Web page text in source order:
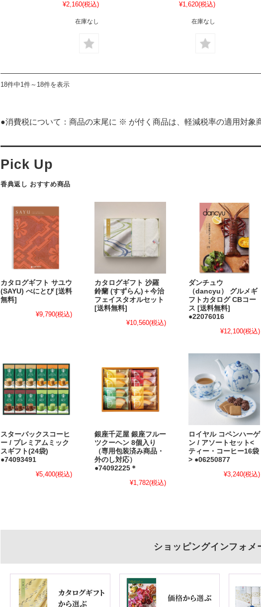
¥2,160(税込)
在庫なし
¥1,620(税込)
在庫なし
18件中1件～18件を表示
●消費税について：商品の末尾に ※ が付く商品は、軽減税率の適用対象
香典返し おすすめ商品
カタログギフト サユウ
(SAYU) べにとび [送料
無料]
¥9,790(税込)
カタログギフト 沙羅
鈴蘭 (すずらん)＋今治
フェイスタオルセット
[送料無料]
¥10,560(税込)
ダンチュウ
（dancyu） グルメギ
フトカタログ CBコー
ス [送料無料]
●22076016
¥12,100(税込)
スターバックスコーヒ
ー / プレミアムミック
スギフト(24袋)
●74093491
¥5,400(税込)
銀座千疋屋 銀座フルー
ツクーヘン 8個入り
（専用包装済み商品・
外のし対応）
●74092225＊
¥1,782(税込)
ロイヤル コペンハーゲ
ン / アソートセット<
ティー・コーヒー16袋
> ●06250877
¥3,240(税込)
ショッピングインフォメ